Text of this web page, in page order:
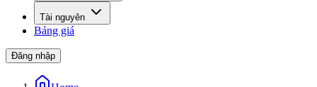
Tài nguyên
Bảng giá
Đăng nhập